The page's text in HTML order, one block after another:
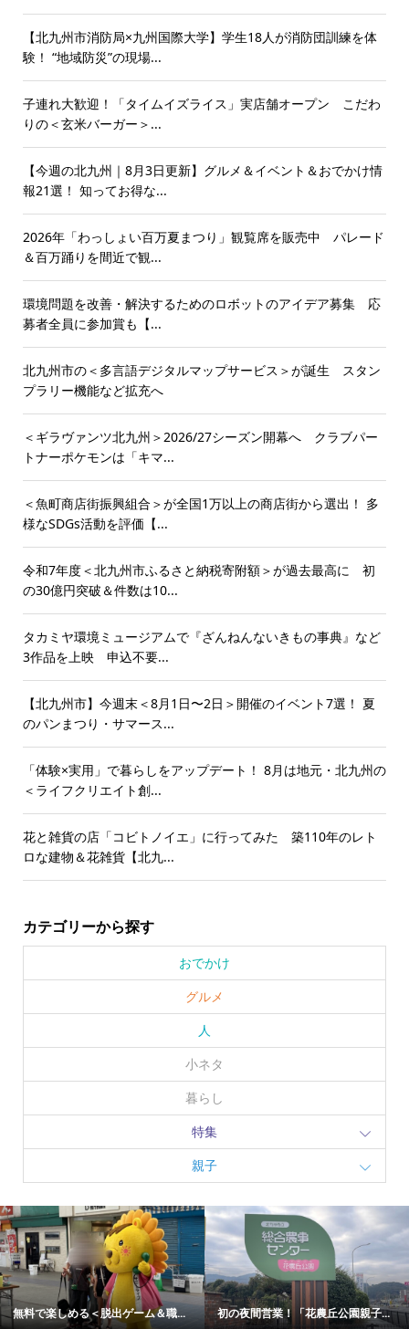
【北九州市消防局×九州国際大学】学生18人が消防団訓練を体
験！ “地域防災”の現場...
子連れ大歓迎！「タイムイズライス」実店舗オープン こだわ
りの＜玄米バーガー＞...
【今週の北九州｜8月3日更新】グルメ＆イベント＆おでかけ情
報21選！ 知ってお得な...
2026年「わっしょい百万夏まつり」観覧席を販売中 パレード
＆百万踊りを間近で観...
環境問題を改善・解決するためのロボットのアイデア募集 応
募者全員に参加賞も【...
北九州市の＜多言語デジタルマップサービス＞が誕生 スタン
プラリー機能など拡充へ
＜ギラヴァンツ北九州＞2026/27シーズン開幕へ クラブパー
トナーポケモンは「キマ...
＜魚町商店街振興組合＞が全国1万以上の商店街から選出！ 多
様なSDGs活動を評価【...
令和7年度＜北九州市ふるさと納税寄附額＞が過去最高に 初
の30億円突破＆件数は10...
タカミヤ環境ミュージアムで『ざんねんないきもの事典』など
3作品を上映 申込不要...
【北九州市】今週末＜8月1日〜2日＞開催のイベント7選！ 夏
のパンまつり・サマース...
「体験×実用」で暮らしをアップデート！ 8月は地元・北九州の
＜ライフクリエイト創...
花と雑貨の店「コビトノイエ」に行ってみた 築110年のレト
ロな建物＆花雑貨【北九...
カテゴリーから探す
おでかけ
グルメ
人
小ネタ
暮らし
特集
親子
無料で楽しめる＜脱出ゲーム＆職... 初の夜間営業！「花農丘公園親子...